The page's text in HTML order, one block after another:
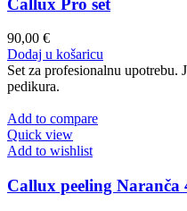
90,00 €
Dodaj u košaricu
Set za profesionalnu upotrebu.
pedikura.
Add to compare
Quick view
Add to wishlist
Callux peeling Naranča